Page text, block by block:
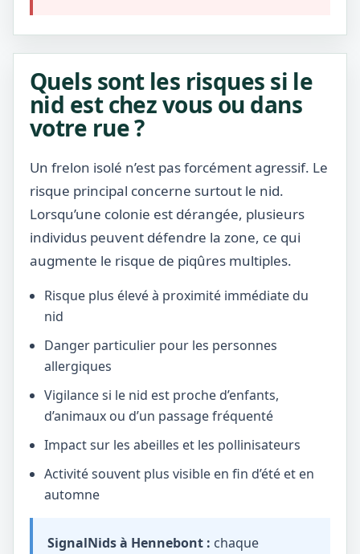
Quels sont les risques si le
nid est chez vous ou dans
votre rue ?
Un frelon isolé n’est pas forcément agressif. Le
risque principal concerne surtout le nid.
Lorsqu’une colonie est dérangée, plusieurs
individus peuvent défendre la zone, ce qui
augmente le risque de piqûres multiples.
Risque plus élevé à proximité immédiate du
nid
Danger particulier pour les personnes
allergiques
Vigilance si le nid est proche d’enfants,
d’animaux ou d’un passage fréquenté
Impact sur les abeilles et les pollinisateurs
Activité souvent plus visible en fin d’été et en
automne
SignalNids à Hennebont : chaque